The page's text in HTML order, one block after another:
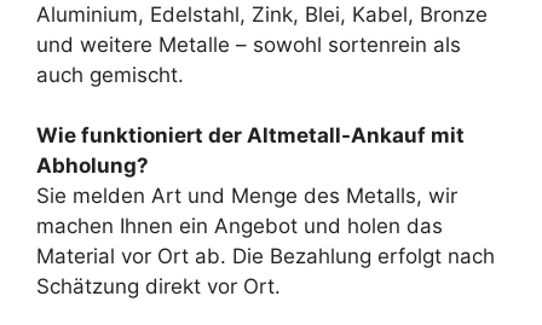
Aluminium, Edelstahl, Zink, Blei, Kabel, Bronze
und weitere Metalle – sowohl sortenrein als
auch gemischt.
Wie funktioniert der Altmetall-Ankauf mit
Abholung?
Sie melden Art und Menge des Metalls, wir
machen Ihnen ein Angebot und holen das
Material vor Ort ab. Die Bezahlung erfolgt nach
Schätzung direkt vor Ort.